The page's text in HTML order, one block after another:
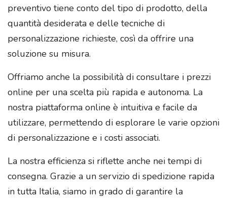
preventivo tiene conto del tipo di prodotto, della
quantità desiderata e delle tecniche di
personalizzazione richieste, così da offrire una
soluzione su misura.
Offriamo anche la possibilità di consultare i prezzi
online per una scelta più rapida e autonoma. La
nostra piattaforma online è intuitiva e facile da
utilizzare, permettendo di esplorare le varie opzioni
di personalizzazione e i costi associati.
La nostra efficienza si riflette anche nei tempi di
consegna. Grazie a un servizio di spedizione rapida
in tutta Italia, siamo in grado di garantire la